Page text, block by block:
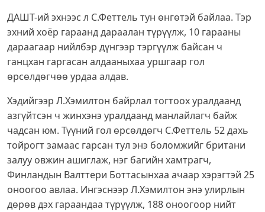
ДАШТ-ий эхнээс л С.Феттель тун өнгөтэй байлаа. Тэр
эхний хоёр гараанд дараалан түрүүлж, 10 гарааны
дараагаар нийлбэр дүнгээр тэргүүлж байсан ч
ганцхан гаргасан алдааныхаа уршгаар гол
өрсөлдөгчөө урдаа алдав.
Хэдийгээр Л.Хэмилтон байрлал тогтоох уралдаанд
азгүйтсэн ч жинхэнэ уралдаанд манлайлагч байж
чадсан юм. Түүний гол өрсөлдөгч С.Феттель 52 дахь
тойрогт замаас гарсан тул энэ боломжийг британи
залуу овжин ашиглаж, нэг багийн хамтрагч,
Финландын Валттери Боттасынхаа ачаар хэрэгтэй 25
оноогоо авлаа. Ингэснээр Л.Хэмилтон энэ улирлын
дөрөв дэх гараандаа түрүүлж, 188 оноогоор нийт